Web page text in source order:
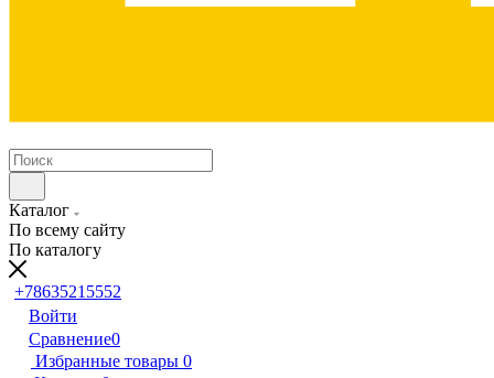
Каталог
По всему сайту
По каталогу
+78635215552
Войти
Сравнение0
Избранные товары 0